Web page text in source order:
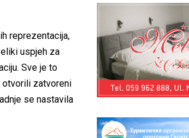
reprezentacija,
uspjeh za
Sve je to
otvorili zatvoreni
se nastavila